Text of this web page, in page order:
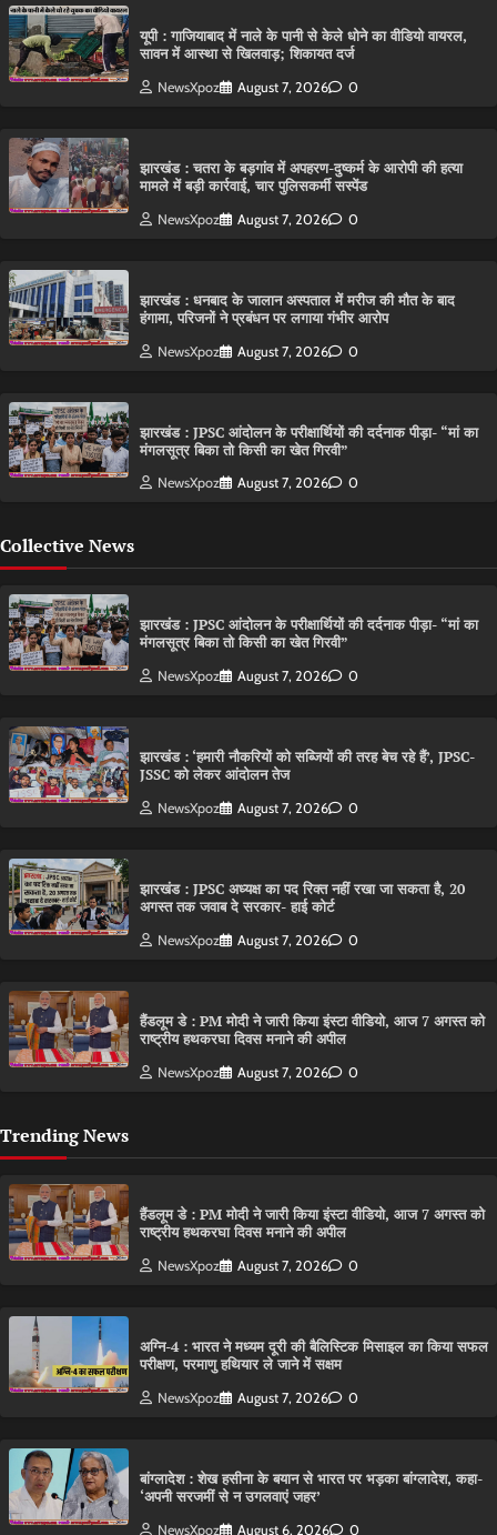
यूपी : गाजियाबाद में नाले के पानी से केले धोने का वीडियो वायरल,
सावन में आस्था से खिलवाड़; शिकायत दर्ज
NewsXpoz August 7, 2026 0
झारखंड : चतरा के बड़गांव में अपहरण-दुष्कर्म के आरोपी की हत्या
मामले में बड़ी कार्रवाई, चार पुलिसकर्मी सस्पेंड
NewsXpoz August 7, 2026 0
झारखंड : धनबाद के जालान अस्पताल में मरीज की मौत के बाद
हंगामा, परिजनों ने प्रबंधन पर लगाया गंभीर आरोप
NewsXpoz August 7, 2026 0
झारखंड : JPSC आंदोलन के परीक्षार्थियों की दर्दनाक पीड़ा- “मां का
मंगलसूत्र बिका तो किसी का खेत गिरवी”
NewsXpoz August 7, 2026 0
Collective News
झारखंड : JPSC आंदोलन के परीक्षार्थियों की दर्दनाक पीड़ा- “मां का
मंगलसूत्र बिका तो किसी का खेत गिरवी”
NewsXpoz August 7, 2026 0
झारखंड : ‘हमारी नौकरियों को सब्जियों की तरह बेच रहे हैं’, JPSC-
JSSC को लेकर आंदोलन तेज
NewsXpoz August 7, 2026 0
झारखंड : JPSC अध्यक्ष का पद रिक्त नहीं रखा जा सकता है, 20
अगस्त तक जवाब दे सरकार- हाई कोर्ट
NewsXpoz August 7, 2026 0
हैंडलूम डे : PM मोदी ने जारी किया इंस्टा वीडियो, आज 7 अगस्त को
राष्ट्रीय हथकरघा दिवस मनाने की अपील
NewsXpoz August 7, 2026 0
Trending News
हैंडलूम डे : PM मोदी ने जारी किया इंस्टा वीडियो, आज 7 अगस्त को
राष्ट्रीय हथकरघा दिवस मनाने की अपील
NewsXpoz August 7, 2026 0
अग्नि-4 : भारत ने मध्यम दूरी की बैलिस्टिक मिसाइल का किया सफल
परीक्षण, परमाणु हथियार ले जाने में सक्षम
NewsXpoz August 7, 2026 0
बांग्लादेश : शेख हसीना के बयान से भारत पर भड़का बांग्लादेश, कहा-
‘अपनी सरजमीं से न उगलवाएं जहर’
NewsXpoz August 6, 2026 0